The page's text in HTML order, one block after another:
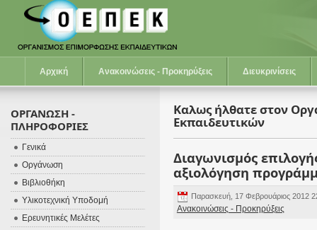
Αρχική Ανακοινώσεις - Προκηρύξεις Διευκρινίσεις
Καλως ήλθατε στον
Εκπαιδευτικών
Διαγωνισμός
αξιολόγηση
Παρασκευή, 17 Φεβρουάριος 2012
Ανακοινώσεις - Προκηρύξεις
ΟΡΓΑΝΩΣΗ -
ΠΛΗΡΟΦΟΡΙΕΣ
Γενικά
Οργάνωση
Βιβλιοθήκη
Υλικοτεχνική Υποδομή
Ερευνητικές Μελέτες